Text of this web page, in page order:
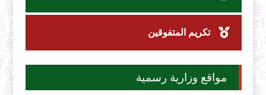
تكريم المتفوقين
مواقع وزارية رسمية